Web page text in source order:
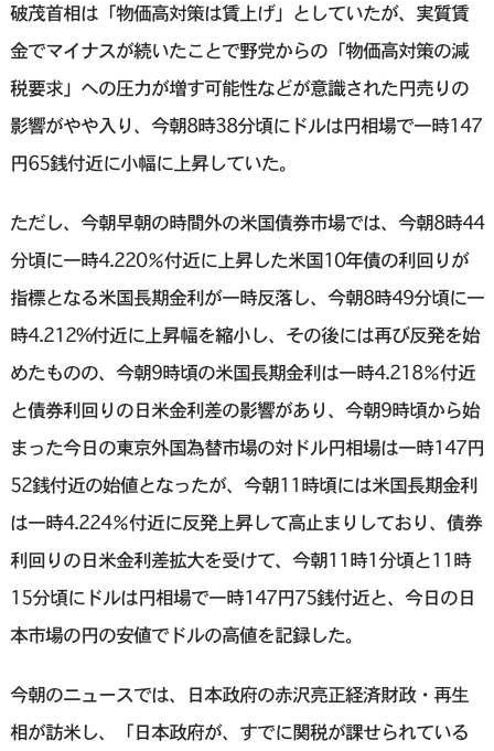
破茂首相は「物価高対策は賃上げ」としていたが、実質賃
金でマイナスが続いたことで野党からの「物価高対策の減
税要求」への圧力が増す可能性などが意識された円売りの
影響がやや入り、今朝8時38分頃にドルは円相場で一時147
円65銭付近に小幅に上昇していた。
ただし、今朝早朝の時間外の米国債券市場では、今朝8時44
分頃に一時4.220％付近に上昇した米国10年債の利回りが
指標となる米国長期金利が一時反落し、今朝8時49分頃に一
時4.212%付近に上昇幅を縮小し、その後には再び反発を始
めたものの、今朝9時頃の米国長期金利は一時4.218％付近
と債券利回りの日米金利差の影響があり、今朝9時頃から始
まった今日の東京外国為替市場の対ドル円相場は一時147円
52銭付近の始値となったが、今朝11時頃には米国長期金利
は一時4.224％付近に反発上昇して高止まりしており、債券
利回りの日米金利差拡大を受けて、今朝11時1分頃と11時
15分頃にドルは円相場で一時147円75銭付近と、今日の日
本市場の円の安値でドルの高値を記録した。
今朝のニュースでは、日本政府の赤沢亮正経済財政・再生
相が訪米し、「日本政府が、すでに関税が課せられている